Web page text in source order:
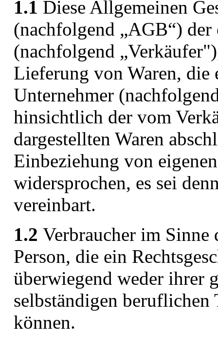
1.1 Diese Allgemeinen
(nachfolgend „AGB“)
(nachfolgend
Lieferung von Waren, die
Unternehmer
hinsichtlich der vom
dargestellten Waren
Einbeziehung von
widersprochen, es sei
vereinbart.
1.2 Verbraucher im
Person, die ein
überwiegend weder ihrer
selbständigen
können.